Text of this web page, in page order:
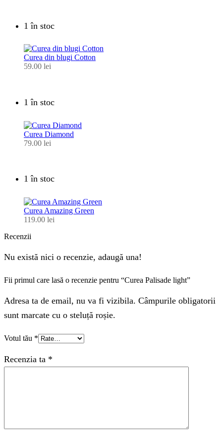
1 în stoc
Curea din blugi Cotton
59.00 lei
1 în stoc
Curea Diamond
79.00 lei
1 în stoc
Curea Amazing Green
119.00 lei
Recenzii
Nu există nici o recenzie, adaugă una!
Fii primul care lasă o recenzie pentru “Curea Palisade light”
Adresa ta de email, nu va fi vizibila. Câmpurile obligatorii
sunt marcate cu o steluță roșie.
Votul tău *
Recenzia ta *